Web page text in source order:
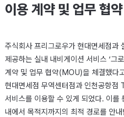
이용 계약 및 업무 협
주식회사 프리그로우가 현대면세점과
제공하는 실내 내비게이션 서비스 ‘그
계약 및 업무 협약(MOU)을 체결했다
현대면세점 무역센터점과 인천공항점
서비스를 이용할 수 있게 되었다. 이를
내에서 목적지까지의 최적 경로를 안